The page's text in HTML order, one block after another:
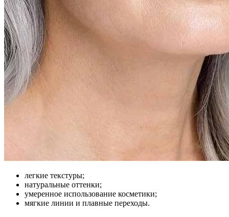
легкие текстуры;
натуральные оттенки;
умеренное использование косметики;
мягкие линии и плавные переходы.